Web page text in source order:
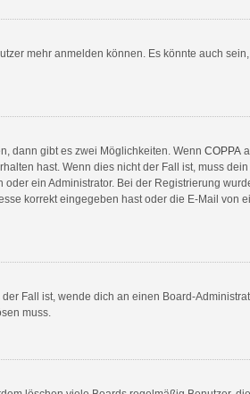
mehr anmelden können. Es könnte auch
dann gibt es zwei Möglichkeiten. Wenn COPPA
hast. Wenn dies nicht der Fall ist, muss
ein Administrator. Bei der Registrierung
korrekt eingegeben hast oder die E-Mail von
Fall ist, wende dich an einen Board-
muss.